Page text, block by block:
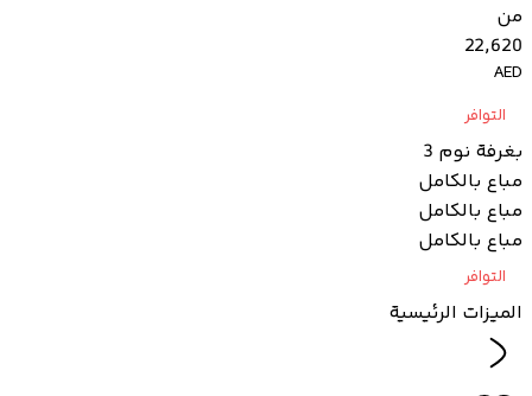
من
22,620
AED
التوافر
بغرفة نوم 3
مباع بالكامل
مباع بالكامل
مباع بالكامل
التوافر
الميزات الرئيسية